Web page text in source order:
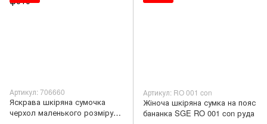
Артикул: 706660
Яскрава шкіряна сумочка
черхол маленького розміру
Артикул: RO 001 con
Жіноча шкіряна сумка на пояс
бананка SGE RO 001 con руда